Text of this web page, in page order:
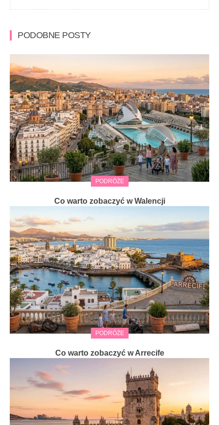
PODOBNE POSTY
PODRÓŻE
Co warto zobaczyć w Walencji
PODRÓŻE
Co warto zobaczyć w Arrecife